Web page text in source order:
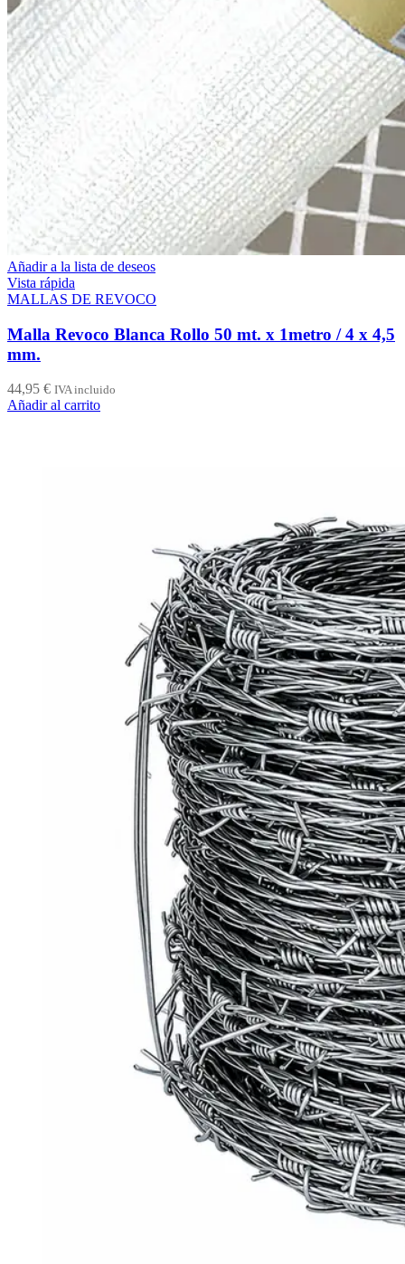
Añadir a la lista de deseos
Vista rápida
MALLAS DE REVOCO
Malla Revoco Blanca Rollo 50 mt. x 1metro / 4 x 4,5
mm.
44,95 € IVA incluido
Añadir al carrito